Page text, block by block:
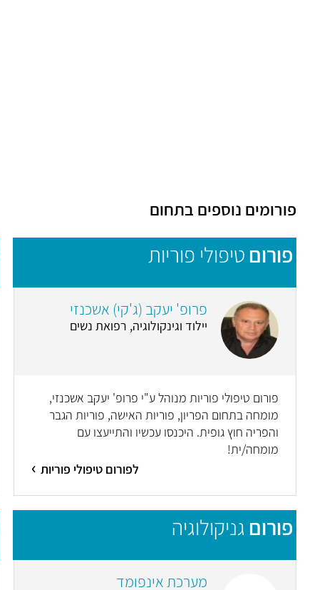
פורומים נוספים בתחום
פורום טיפולי פוריות
פרופ' יעקב (ג'קי) אשכנזי
יילוד וגינקולוגיה, רפואת נשים
פורום טיפולי פוריות מנוהל ע"י פרופ' יעקב אשכנזי,
מומחה בתחום הפריון, פוריות האישה, פוריות הגבר
והפריה חוץ גופית. היכנסו עכשיו והתייעצו עם
מומחה/ית!
לפורום טיפולי פוריות
פורום גניקולוגיה
מערכת אינפומד